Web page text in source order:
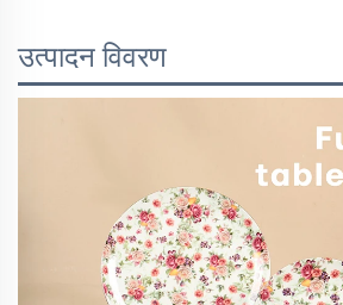
उत्पादन विवरण